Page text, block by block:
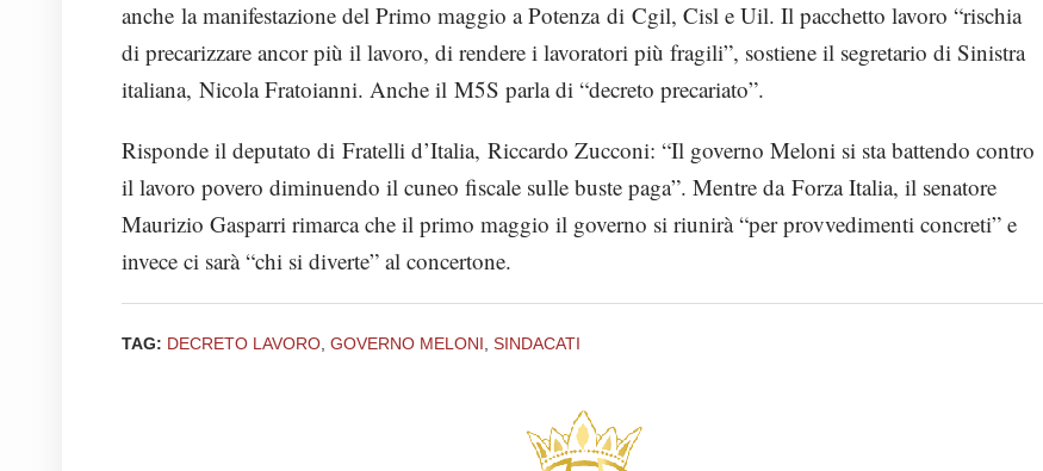
anche la manifestazione del Primo maggio a Potenza di Cgil, Cisl e Uil. Il pacchetto lavoro “rischia
di precarizzare ancor più il lavoro, di rendere i lavoratori più fragili”, sostiene il segretario di Sinistra
italiana, Nicola Fratoianni. Anche il M5S parla di “decreto precariato”.
Risponde il deputato di Fratelli d’Italia, Riccardo Zucconi: “Il governo Meloni si sta battendo contro
il lavoro povero diminuendo il cuneo fiscale sulle buste paga”. Mentre da Forza Italia, il senatore
Maurizio Gasparri rimarca che il primo maggio il governo si riunirà “per provvedimenti concreti” e
invece ci sarà “chi si diverte” al concertone.
TAG: DECRETO LAVORO GOVERNO MELONI SINDACATI